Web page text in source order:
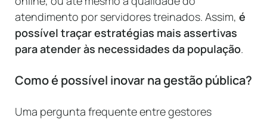
atendimento por servidores treinados. Assim, é
possível traçar estratégias mais assertivas
para atender às necessidades da população.
Como é possível inovar na gestão pública?
Uma pergunta frequente entre gestores